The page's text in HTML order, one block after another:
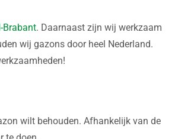
Brabant. Daarnaast zijn wij werkzaam
wij gazons door heel Nederland.
wilt behouden. Afhankelijk van de